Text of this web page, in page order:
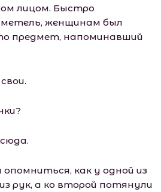
лицом. Быстро
метель, женщинам был
предмет, напоминавший
как у одной из
рук, а ко второй потянули